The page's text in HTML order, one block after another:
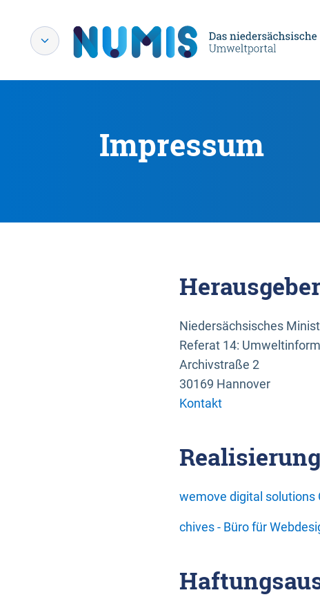
Impressum
Herausgeber
Niedersächsisches
Referat 14:
Archivstraße 2
30169 Hannover
Kontakt
Realisierung
wemove digital solutions
chives - Büro für